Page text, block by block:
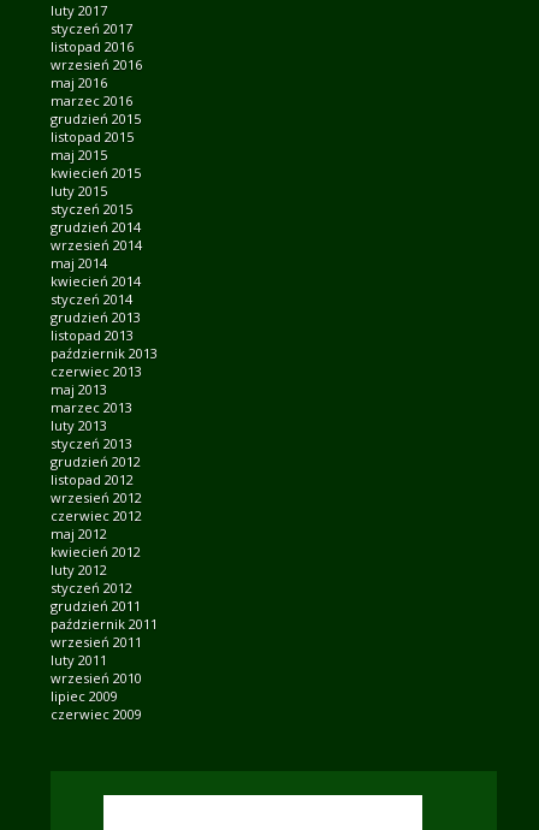
luty 2017
styczeń 2017
listopad 2016
wrzesień 2016
maj 2016
marzec 2016
grudzień 2015
listopad 2015
maj 2015
kwiecień 2015
luty 2015
styczeń 2015
grudzień 2014
wrzesień 2014
maj 2014
kwiecień 2014
styczeń 2014
grudzień 2013
listopad 2013
październik 2013
czerwiec 2013
maj 2013
marzec 2013
luty 2013
styczeń 2013
grudzień 2012
listopad 2012
wrzesień 2012
czerwiec 2012
maj 2012
kwiecień 2012
luty 2012
styczeń 2012
grudzień 2011
październik 2011
wrzesień 2011
luty 2011
wrzesień 2010
lipiec 2009
czerwiec 2009